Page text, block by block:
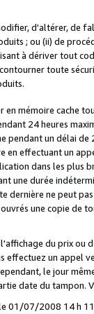
d'altérer, de
; ou (ii) de
à dériver tout
toute
en mémoire cache
24 heures
pendant un délai
effectuant un
dans les plus
une durée
ne peut
une copie de
du prix
effectuez un appel
le jour
date du tampon.
01/07/2008 14 h